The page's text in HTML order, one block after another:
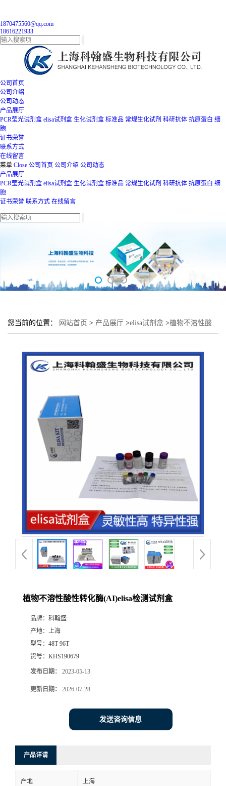
1870475560@qq.com
18616221933
公司首页
公司介绍
公司动态
产品展厅
PCR莹光试剂盒 elisa试剂盒 生化试剂盒 标准品 常规生化试剂 科研抗体 抗原蛋白 细
胞
证书荣誉
联系方式
在线留言
菜单 Close 公司首页 公司介绍 公司动态
产品展厅
PCR莹光试剂盒 elisa试剂盒 生化试剂盒 标准品 常规生化试剂 科研抗体 抗原蛋白 细
胞
证书荣誉 联系方式 在线留言
您当前的位置： 网站首页 > 产品展厅 >elisa试剂盒 >植物不溶性酸
植物不溶性酸性转化酶(AI)elisa检测试剂盒
品牌： 科翰盛
产地： 上海
型号： 48T 96T
货号： KHS190679
发布日期： 2023-05-13
更新日期： 2026-07-28
发送咨询信息
产品详请
产地 上海